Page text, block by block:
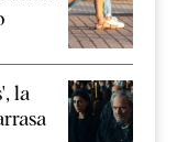
la